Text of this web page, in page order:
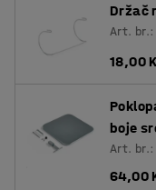
Držač
Art. br.:
18,00
boje
Art. br.:
64,00